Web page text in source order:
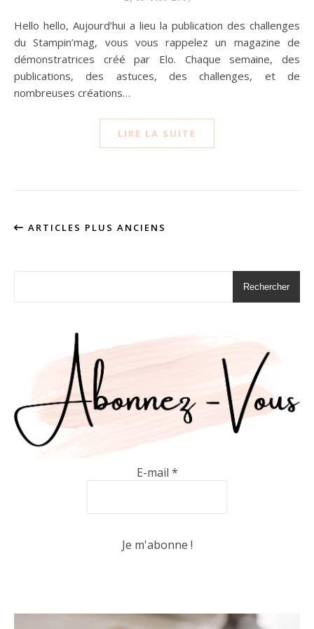
Hello hello, Aujourd’hui a lieu la publication des challenges
du Stampin’mag, vous vous rappelez un magazine de
démonstratrices créé par Elo. Chaque semaine, des
publications, des astuces, des challenges, et de
nombreuses créations…
LIRE LA SUITE
ARTICLES PLUS ANCIENS
Rechercher
E-mail *